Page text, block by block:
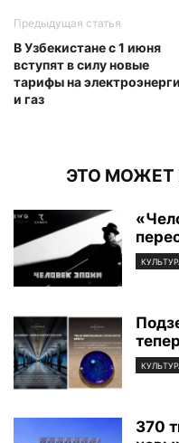
Предыдущая статья
В Узбекистане с 1 июня
вступят в силу новые
тарифы на
и газ
ЭТО МОЖЕТ
370